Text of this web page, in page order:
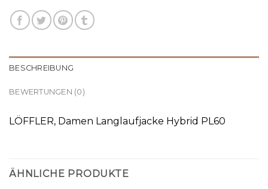
BESCHREIBUNG
BEWERTUNGEN (0)
LÖFFLER, Damen Langlaufjacke Hybrid PL60
ÄHNLICHE PRODUKTE